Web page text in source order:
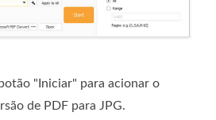
"Iniciar" para acionar o
de PDF para JPG.